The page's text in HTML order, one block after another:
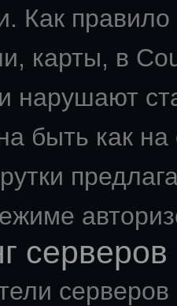
Как правило
карты, в
нарушают
быть как
серверов